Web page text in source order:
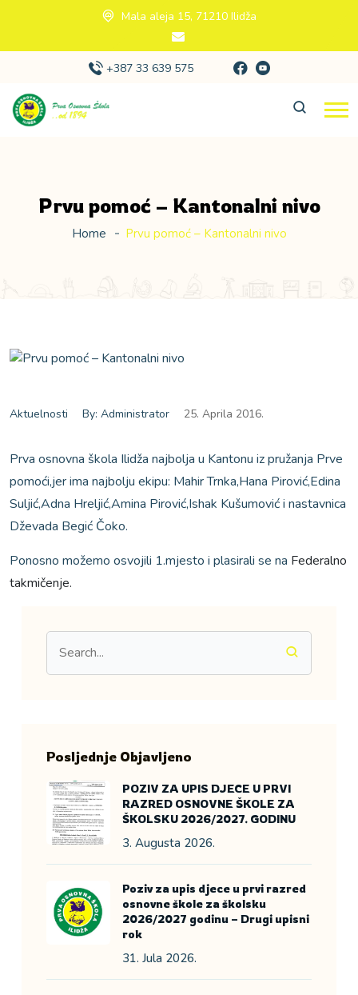
Mala aleja 15, 71210 Ilidža
+387 33 639 575
Prvu pomoć – Kantonalni nivo
Home Prvu pomoć – Kantonalni nivo
Aktuelnosti By: Administrator 25. Aprila 2016.
Prva osnovna škola Ilidža najbolja u Kantonu iz pružanja Prve
pomoći,jer ima najbolju ekipu: Mahir Trnka,Hana Pirović,Edina
Suljić,Adna Hreljić,Amina Pirović,Ishak Kušumović i nastavnica
Dževada Begić Čoko.
Ponosno možemo osvojili 1.mjesto i plasirali se na Federalno
takmičenje.
Posljednje Objavljeno
POZIV ZA UPIS DJECE U PRVI
RAZRED OSNOVNE ŠKOLE ZA
ŠKOLSKU 2026/2027. GODINU
3. Augusta 2026.
Poziv za upis djece u prvi razred
osnovne škole za školsku
2026/2027 godinu – Drugi upisni
rok
31. Jula 2026.